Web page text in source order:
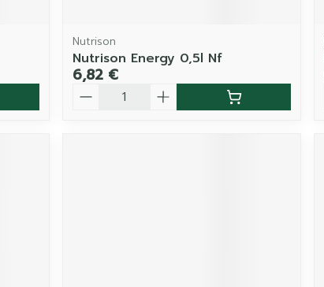
Nutrison
Nutrison Energy 0,5l Nf
6,82 €
Quantité